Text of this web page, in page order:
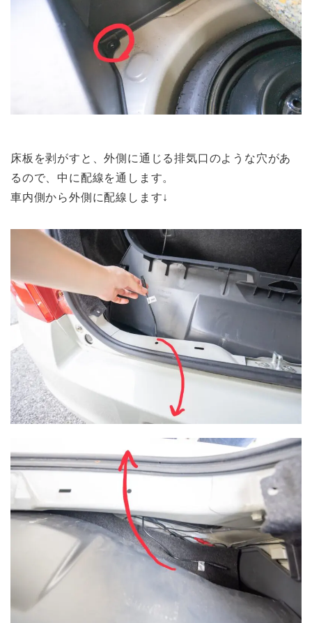
床板を剥がすと、外側に通じる排気口のような穴があ
るので、中に配線を通します。
車内側から外側に配線します↓